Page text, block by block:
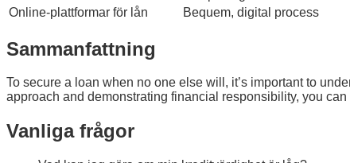
Online-plattformar för lån
Bequem, digital process
Sammanfattning
To secure a loan when no one else will, it’s important to
approach and demonstrating financial responsibility, you
Vanliga frågor